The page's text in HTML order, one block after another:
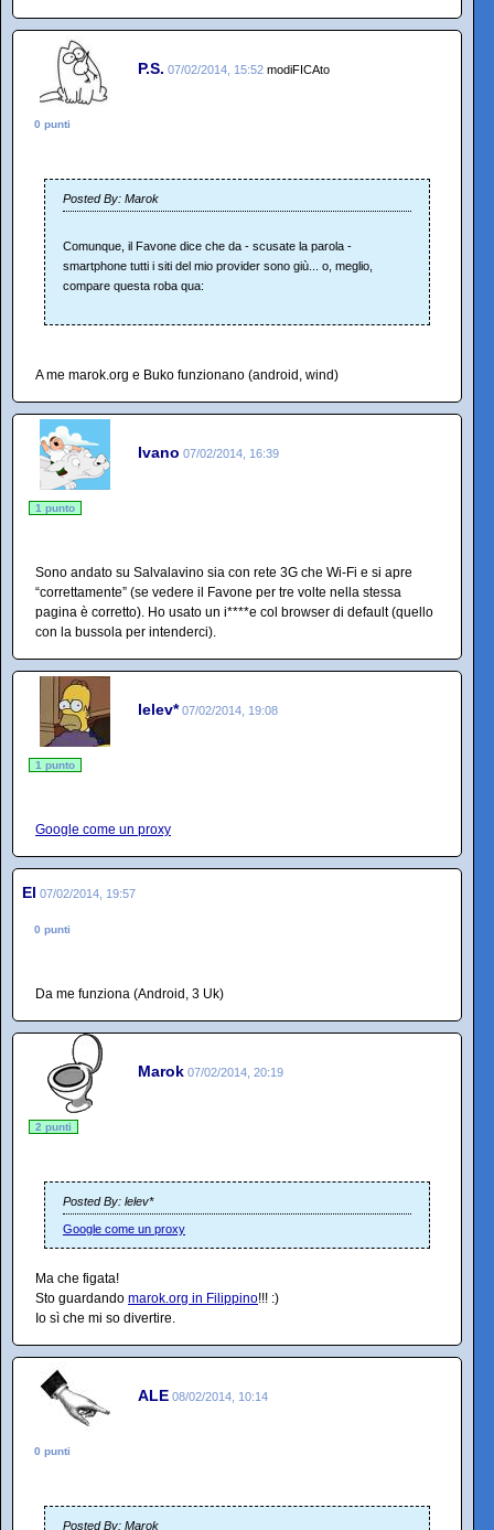
P.S. 07/02/2014, 15:52 modiFICAto
0 punti
Posted By: Marok
Comunque, il Favone dice che da - scusate la parola -
smartphone tutti i siti del mio provider sono giù... o, meglio,
compare questa roba qua:
A me marok.org e Buko funzionano (android, wind)
Ivano 07/02/2014, 16:39
1 punto
Sono andato su Salvalavino sia con rete 3G che Wi-Fi e si apre
“correttamente” (se vedere il Favone per tre volte nella stessa
pagina è corretto). Ho usato un i****e col browser di default (quello
con la bussola per intenderci).
lelev* 07/02/2014, 19:08
1 punto
Google come un proxy
El 07/02/2014, 19:57
0 punti
Da me funziona (Android, 3 Uk)
Marok 07/02/2014, 20:19
2 punti
Posted By: lelev*
Google come un proxy
Ma che figata!
Sto guardando marok.org in Filippino!!! :)
Io sì che mi so divertire.
ALE 08/02/2014, 10:14
0 punti
Posted By: Marok